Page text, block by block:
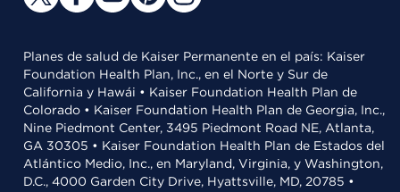
Planes de salud de Kaiser Permanente en el país: Kaiser
Foundation Health Plan, Inc., en el Norte y Sur de
California y Hawái • Kaiser Foundation Health Plan de
Colorado • Kaiser Foundation Health Plan de Georgia, Inc.,
Nine Piedmont Center, 3495 Piedmont Road NE, Atlanta,
GA 30305 • Kaiser Foundation Health Plan de Estados del
Atlántico Medio, Inc., en Maryland, Virginia, y Washington,
D.C., 4000 Garden City Drive, Hyattsville, MD, 20785 •